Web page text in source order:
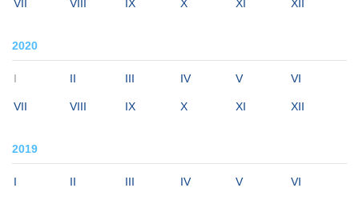
VII VIII IX X XI XII
2020
I II III IV V VI
VII VIII IX X XI XII
2019
I II III IV V VI